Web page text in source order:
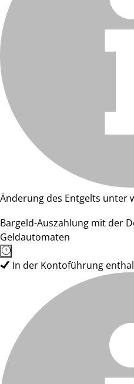
Änderung des Entgelts unter
Bargeld-Auszahlung mit der
Geldautomaten
In der Kontoführung